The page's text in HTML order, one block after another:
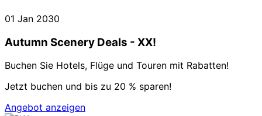
01 Jan 2030
Autumn Scenery Deals - XX!
Buchen Sie Hotels, Flüge und Touren mit Rabatten!
Jetzt buchen und bis zu 20 % sparen!
Angebot anzeigen